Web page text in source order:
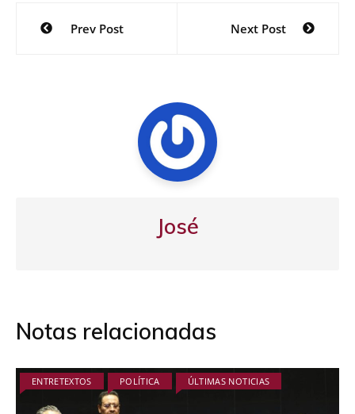
Navegación
Prev Post Next Post
José
Notas relacionadas
ENTRETEXTOS POLÍTICA ÚLTIMAS NOTICIAS